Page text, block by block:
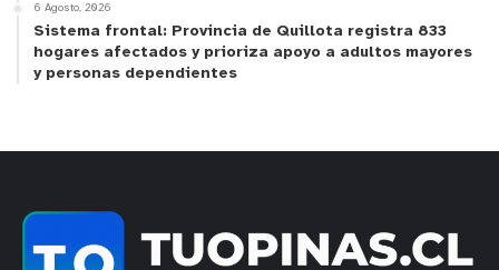
6 Agosto, 2026
Sistema frontal: Provincia de Quillota registra 833
hogares afectados y prioriza apoyo a adultos mayores
y personas dependientes